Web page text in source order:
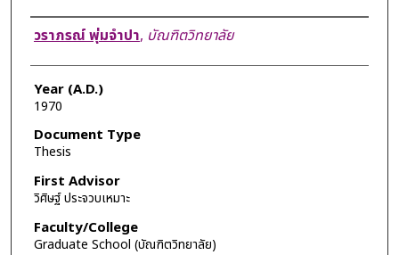
Author
วราภรณ์ พุ่มจำปา, บัณฑิตวิทยาลัย
Year (A.D.)
1970
Document Type
Thesis
First Advisor
วิศิษฐ์ ประจวบเหมาะ
Faculty/College
Graduate School (บัณฑิตวิทยาลัย)